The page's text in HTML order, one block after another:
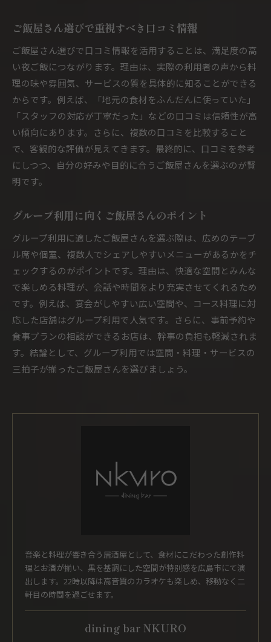
ご飯屋さん選びで重視すべき口コミ情報
ご飯屋さん選びで口コミ情報を活用することは、満足度の高
い夜ご飯につながります。理由は、実際の利用者の声から料
理の味や雰囲気、サービスの質を具体的に知ることができる
からです。例えば、「地元の食材をふんだんに使っていた」
「スタッフの対応が丁寧だった」などの口コミは信頼性が高
い傾向にあります。さらに、複数の口コミを比較すること
で、客観的な評価が見えてきます。最終的に、口コミを参考
にしつつ、自分の好みや目的に合うご飯屋さんを選ぶのが賢
明です。
グループ利用に向くご飯屋さんのポイント
グループ利用に適したご飯屋さんを選ぶ際は、広めのテーブ
ル席や個室、複数人でシェアしやすいメニューがあるかをチ
ェックするのがポイントです。理由は、快適な空間とみんな
で楽しめる料理が、会話や時間をより充実させてくれるため
です。例えば、宴会がしやすい広い空間や、コース料理に対
応した店舗はグループ利用で人気です。さらに、事前予約や
食事プランの相談ができるお店は、幹事の負担も軽減されま
す。結論として、グループ利用では空間・料理・サービスの
三拍子が揃ったご飯屋さんを選びましょう。
音楽と料理が響き合う居酒屋として、食材にこだわった創作料
理とお酒が揃い、黒を基調にした空間が特別感を広島市にて演
出します。22時以降は高音質のカラオケも楽しめ、移動なく二
軒目の時間を過ごせます。
dining bar NKURO